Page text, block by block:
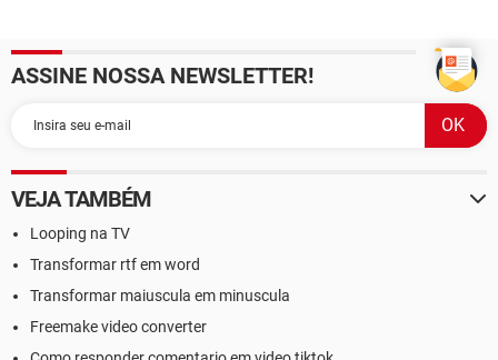
ASSINE NOSSA NEWSLETTER!
VEJA TAMBÉM
Looping na TV
Transformar rtf em word
Transformar maiuscula em minuscula
Freemake video converter